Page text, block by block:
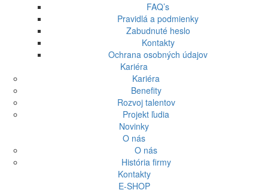
FAQ’s
Pravidlá a podmienky
Zabudnuté heslo
Kontakty
Ochrana osobných údajov
Kariéra
Kariéra
Benefity
Rozvoj talentov
Projekt ľudia
Novinky
O nás
O nás
História firmy
Kontakty
E-SHOP